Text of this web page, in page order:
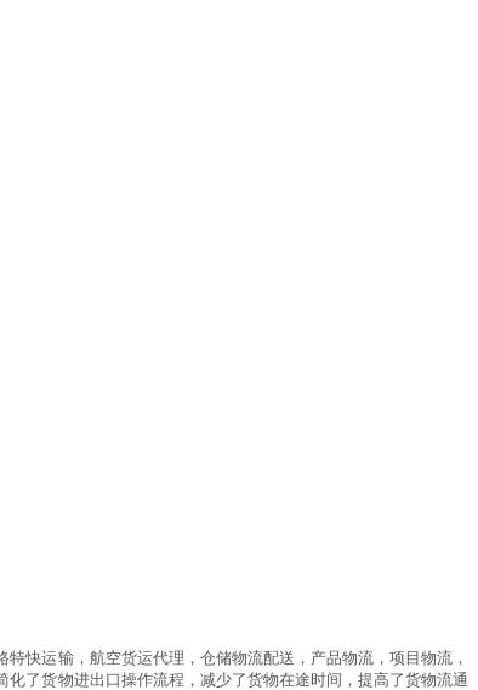
快运输，航空货运代理，仓储物流配送，产品物流，项目物流，
了货物进出口操作流程，减少了货物在途时间，提高了货物流通